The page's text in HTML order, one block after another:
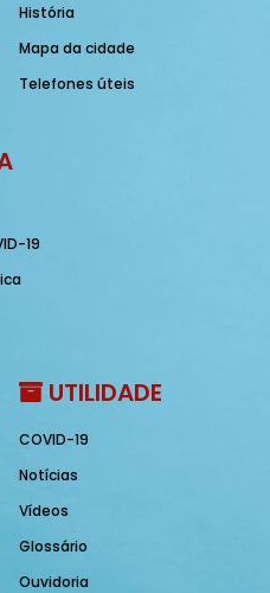
História
Mapa da cidade
Telefones úteis
19
UTILIDADE
COVID-19
Notícias
Vídeos
Glossário
Ouvidoria